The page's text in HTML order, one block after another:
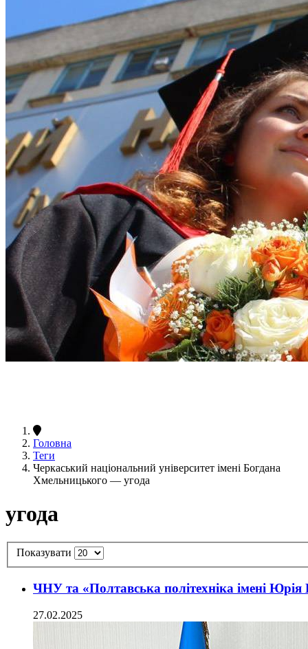
Головна
Теги
Черкаський національний університет імені Богдана
Хмельницького — угода
угода
Показувати
ЧНУ та «Полтавська політехніка імені
27.02.2025